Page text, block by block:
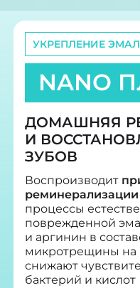
УКРЕПЛЕНИЕ
NANO
ДОМАШНЯЯ
И
ЗУБОВ
Воспроизводит
процессы
поврежденной
и аргинин в
микротрещины на
снижают
бактерий и кислот